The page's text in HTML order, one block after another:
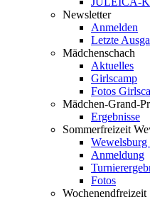
Newsletter
Anmelden
Letzte
Mädchenschach
Aktuelles
Girlscamp
Fotos
Mädchen-Grand-
Ergebnisse
Sommerfreizeit
Anmeldung
Fotos
Wochenendfreizeit